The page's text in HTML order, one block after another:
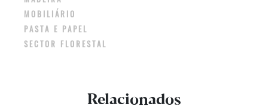
MOBILIÁRIO
PASTA E PAPEL
SECTOR FLORESTAL
Relacionados